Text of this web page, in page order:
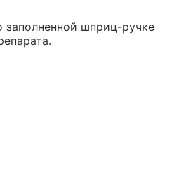
заполненной шприц-ручке